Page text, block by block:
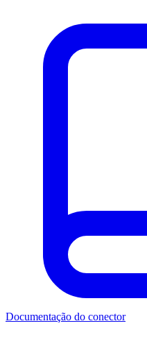
Documentação do conector